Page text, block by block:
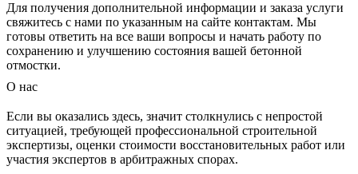
Для получения дополнительной информации и заказа услуги
свяжитесь с нами по указанным на сайте контактам. Мы
готовы ответить на все ваши вопросы и начать работу по
сохранению и улучшению состояния вашей бетонной
отмостки.
О нас
Если вы оказались здесь, значит столкнулись с непростой
ситуацией, требующей профессиональной строительной
экспертизы, оценки стоимости восстановительных работ или
участия экспертов в арбитражных спорах.